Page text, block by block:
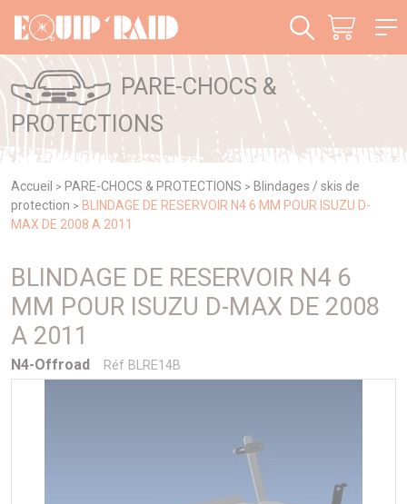
PARE-CHOCS &
PROTECTIONS
Accueil > PARE-CHOCS & PROTECTIONS > Blindages / skis de
protection > BLINDAGE DE RESERVOIR N4 6 MM POUR ISUZU D-
MAX DE 2008 A 2011
BLINDAGE DE RESERVOIR N4 6
MM POUR ISUZU D-MAX DE 2008
A 2011
N4-Offroad Réf BLRE14B
Panneau de gestion des cookies